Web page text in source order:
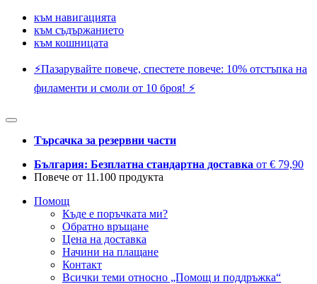
към навигацията
към съдържанието
към кошницата
⚡️Пазарувайте повече, спестете повече: 10% отстъпка на
филаменти и смоли от 10 броя! ⚡️
Търсачка за резервни части
България: Безплатна стандартна доставка от € 79,90
Повече от 11.100 продукта
Помощ
Къде е поръчката ми?
Обратно връщане
Цена на доставка
Начини на плащане
Контакт
Всички теми относно „Помощ и поддръжка“